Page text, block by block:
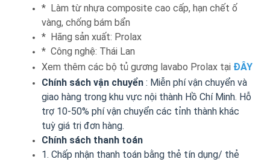
* Làm từ nhựa composite cao cấp, hạn chết ố
vàng, chống bám bẩn
* Hãng sản xuất: Prolax
* Công nghệ: Thái Lan
Xem thêm các bộ tủ gương lavabo Prolax tại ĐÂY
Chính sách vận chuyển: Miễn phí vận chuyển và
giao hàng trong khu vực nội thành Hồ Chí Minh. Hỗ
trợ 10-50% phí vận chuyển các tỉnh thành khác
tuỳ giá trị đơn hàng.
Chính sách thanh toán
1. Chấp nhận thanh toán bằng thẻ tín dụng/ thẻ